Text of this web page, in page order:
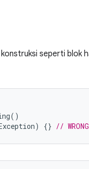
seperti blok
()
) {} //